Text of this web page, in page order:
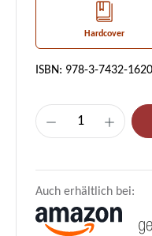
Hardcover
ISBN: 978-3-7432-
Produkt
Auch erhältlich bei: